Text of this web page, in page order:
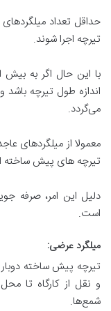
حداقل تعداد
تیرچه اجرا شوند.
با این حال اگر به بیش
اندازه طول تیرچه
می‌گردد.
معمولا از میلگردهای
تیرچه های پیش ساخته
دلیل این امر، صرفه
است.
میلگرد عرضی:
تیرچه پیش ساخته
و نقل از کارگاه تا
شمع‌ها.